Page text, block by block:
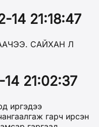
14 21:18:47
САЙХАН Л
21:02:37
иргэдээ
гарч ирсэн